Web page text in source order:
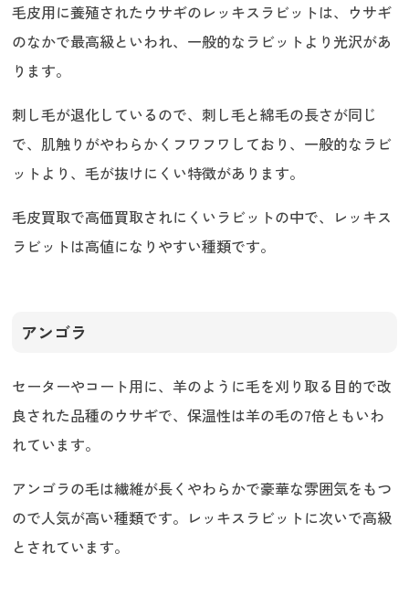
毛皮用に養殖されたウサギのレッキスラビットは、ウサギ
のなかで最高級といわれ、一般的なラビットより光沢があ
ります。
刺し毛が退化しているので、刺し毛と綿毛の長さが同じ
で、肌触りがやわらかくフワフワしており、一般的なラビ
ットより、毛が抜けにくい特徴があります。
毛皮買取で高価買取されにくいラビットの中で、レッキス
ラビットは高値になりやすい種類です。
アンゴラ
セーターやコート用に、羊のように毛を刈り取る目的で改
良された品種のウサギで、保温性は羊の毛の7倍ともいわ
れています。
アンゴラの毛は繊維が長くやわらかで豪華な雰囲気をもつ
ので人気が高い種類です。レッキスラビットに次いで高級
とされています。